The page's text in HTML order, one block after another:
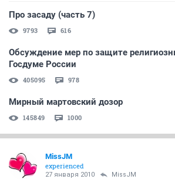
Про засаду (часть 7)
9793 616
Обсуждение мер по защите
Госдуме России
405095 978
Мирный мартовский дозор
145849 1000
MissJM
experienced
27 января 2010 MissJM